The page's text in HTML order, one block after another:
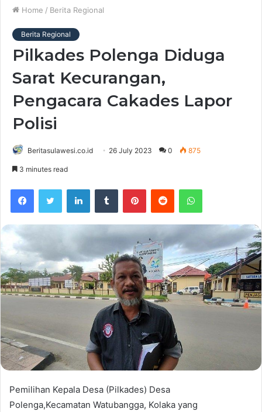
Home / Berita Regional
Berita Regional
Pilkades Polenga Diduga
Sarat Kecurangan,
Pengacara Cakades Lapor
Polisi
Beritasulawesi.co.id 26 July 2023 0 875
3 minutes read
Pemilihan Kepala Desa (Pilkades) Desa
Polenga,Kecamatan Watubangga, Kolaka yang